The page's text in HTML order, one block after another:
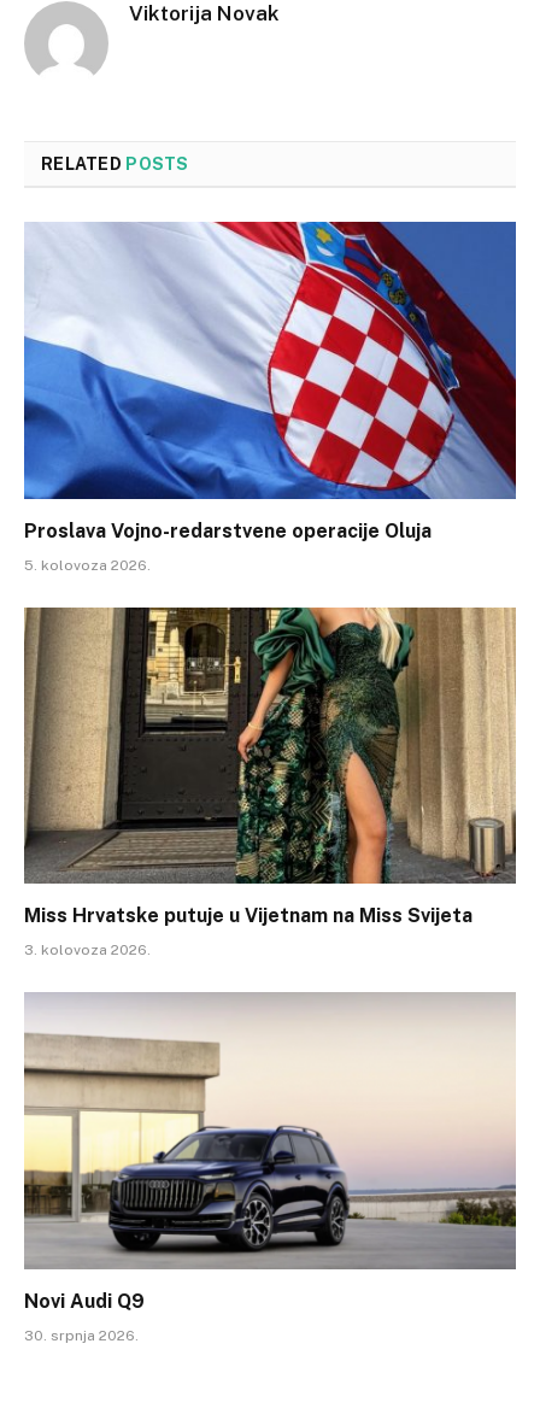
Viktorija Novak
RELATED POSTS
Proslava Vojno-redarstvene operacije Oluja
5. kolovoza 2026.
Miss Hrvatske putuje u Vijetnam na Miss Svijeta
3. kolovoza 2026.
Novi Audi Q9
30. srpnja 2026.